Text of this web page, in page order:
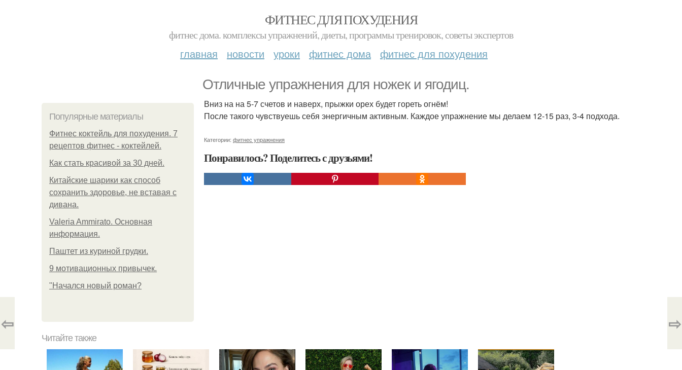
ФИТНЕС ДЛЯ ПОХУДЕНИЯ
фитнес дома. комплексы упражнений, диеты, программы тренировок, советы экспертов
главная новости уроки фитнес дома фитнес для похудения
Отличные упражнения для ножек и ягодиц.
Популярные материалы
Фитнес коктейль для похудения. 7
рецептов фитнес - коктейлей.
Как стать красивой за 30 дней.
Китайские шарики как способ
сохранить здоровье, не вставая с
дивана.
Valeria Ammirato. Основная
информация.
Паштет из куриной грудки.
9 мотивационных привычек.
"Начался новый роман?
Вниз на на 5-7 счетов и наверх, прыжки орех будет гореть огнём!
После такого чувствуешь себя энергичным активным. Каждое упражнение мы делаем 12-15 раз, 3-4 подхода.
Категории: фитнес упражнения
Понравилось? Поделитесь с друзьями!
⇦ ⇨
Читайте также